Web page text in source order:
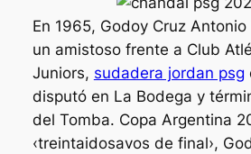
En 1965, Godoy Cruz
un amistoso frente a Club
Juniors, sudadera jordan psg
disputó en La Bodega y
del Tomba. Copa Argentina
‹treintaidosavos de final›,